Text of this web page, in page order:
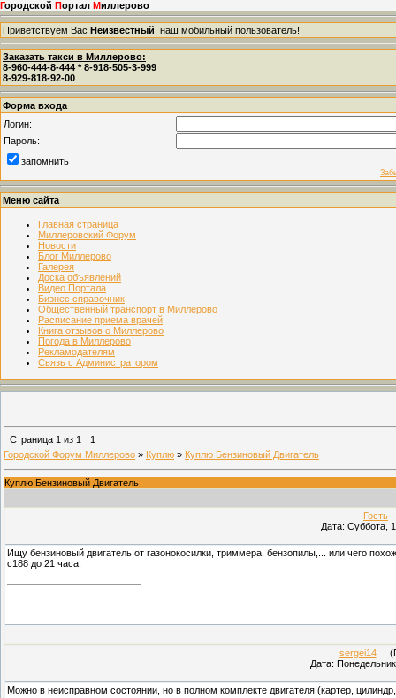
Городской Портал Миллерово
Приветствуем Вас Неизвестный , наш мобильный пользователь!
Заказать такси в Миллерово:
8-960-444-8-444 * 8-918-505-3-999
8-929-818-92-00
Форма входа
Логин:
Пароль:
запомнить
Меню сайта
Главная страница
Миллеровский Форум
Новости
Блог Миллерово
Галерея
Доска объявлений
Видео Портала
Бизнес справочник
Общественный транспорт в Миллерово
Расписание приема врачей
Книга отзывов о Миллерово
Погода в Миллерово
Рекламодателям
Связь с Администратором
Страница 1 из 1
1
Городской Форум Миллерово » Куплю » Куплю Бензиновый Двигатель
Куплю Бензиновый Двигатель
Гость
Дата: Суббота,
Ищу бензиновый двигатель от газонокосилки, триммера, бензопилы,... или чего
с188 до 21 часа.
sergei14
Дата:
Можно в неисправном состоянии, но в полном комплекте двигателя (картер,